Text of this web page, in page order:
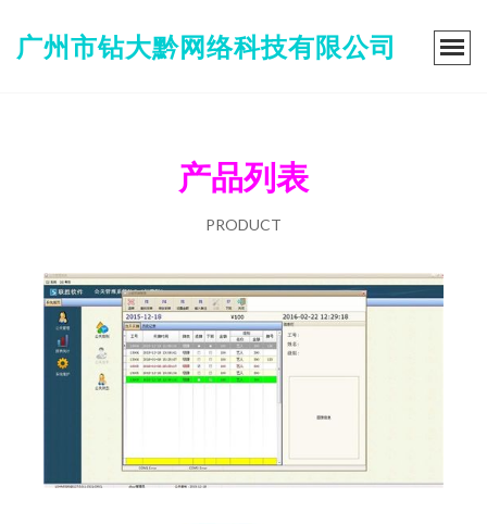
广州市钻大黔网络科技有限公司
产品列表
PRODUCT